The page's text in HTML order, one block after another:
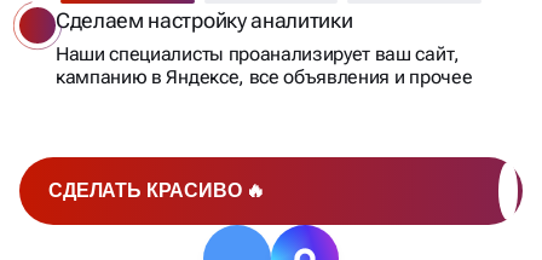
ВСЕГДА!
СДЕЛАТЬ КРАСИВО 🔥
Сделаем настройку аналитики
Наши специалисты проанализирует ваш сайт,
кампанию в Яндексе, все объявления и прочее